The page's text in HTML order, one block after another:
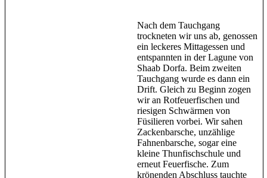
Nach dem Tauchgang
trockneten wir uns ab, genossen
ein leckeres Mittagessen und
entspannten in der Lagune von
Shaab Dorfa. Beim zweiten
Tauchgang wurde es dann ein
Drift. Gleich zu Beginn zogen
wir an Rotfeuerfischen und
riesigen Schwärmen von
Füsilieren vorbei. Wir sahen
Zackenbarsche, unzählige
Fahnenbarsche, sogar eine
kleine Thunfischschule und
erneut Feuerfische. Zum
krönenden Abschluss tauchte